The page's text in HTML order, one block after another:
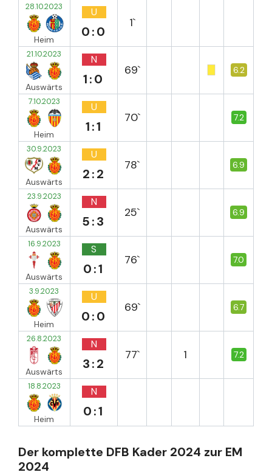
28.10.2023
Heim
U
0:0
1`
21.10.2023
Auswärts
N
1:0
69` 6.2
7.10.2023
Heim
U
1:1
70` 7.2
30.9.2023
Auswärts
U
2:2
78` 6.9
23.9.2023
Auswärts
N
5:3
25` 6.9
16.9.2023
Auswärts
S
0:1
76` 7.0
3.9.2023
Heim
U
0:0
69` 6.7
26.8.2023
Auswärts
N
3:2
77` 1 7.2
18.8.2023
Heim
N
0:1
Der komplette DFB Kader 2024 zur EM
2024